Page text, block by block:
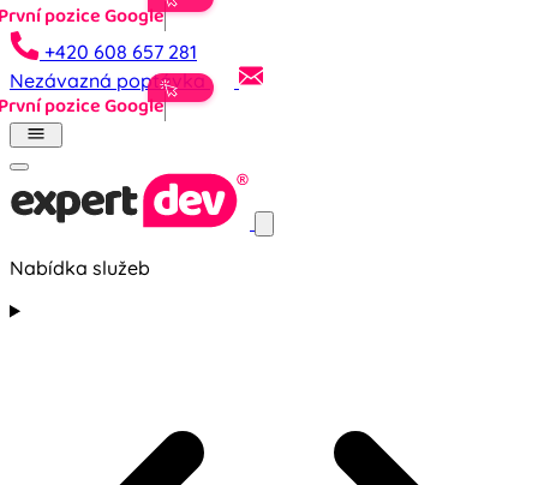
+420 608 657 281
Nezávazná poptávka
Nabídka služeb